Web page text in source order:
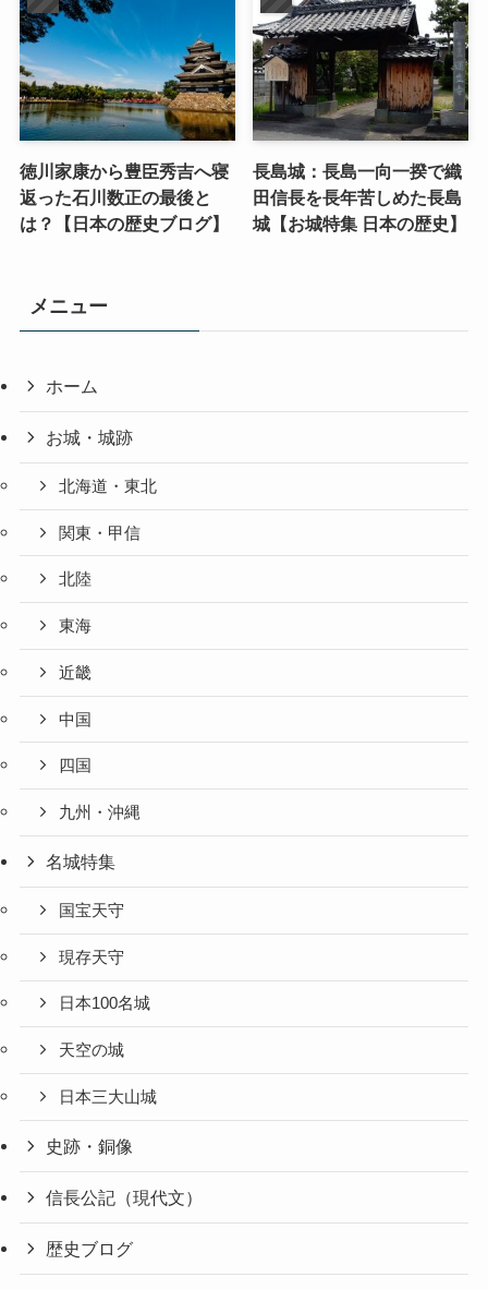
徳川家康から豊臣秀吉へ寝
返った石川数正の最後と
は？【日本の歴史ブログ】
長島城：長島一向一揆で織
田信長を長年苦しめた長島
城【お城特集 日本の歴史】
メニュー
ホーム
お城・城跡
北海道・東北
関東・甲信
北陸
東海
近畿
中国
四国
九州・沖縄
名城特集
国宝天守
現存天守
日本100名城
天空の城
日本三大山城
史跡・銅像
信長公記（現代文）
歴史ブログ